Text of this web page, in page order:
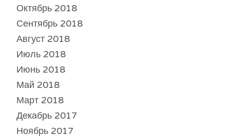
Октябрь 2018
Сентябрь 2018
Август 2018
Июль 2018
Июнь 2018
Май 2018
Март 2018
Декабрь 2017
Ноябрь 2017